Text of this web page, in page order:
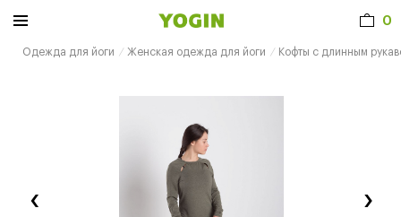
0
Одежда для йоги Женская одежда для йоги Кофты с длинным
‹ ›